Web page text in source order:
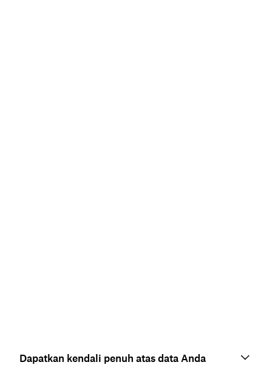
Dapatkan kendali penuh atas data Anda